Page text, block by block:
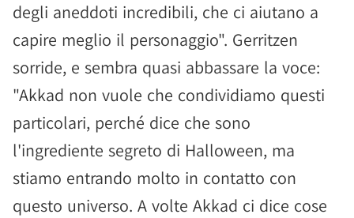
degli aneddoti incredibili, che ci aiutano a
capire meglio il personaggio". Gerritzen
sorride, e sembra quasi abbassare la voce:
"Akkad non vuole che condividiamo questi
particolari, perché dice che sono
l'ingrediente segreto di Halloween, ma
stiamo entrando molto in contatto con
questo universo. A volte Akkad ci dice cose